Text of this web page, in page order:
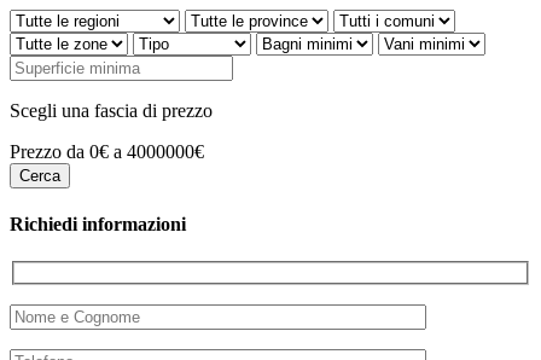
Scegli una fascia di prezzo
Prezzo da 0€ a 4000000€
Richiedi informazioni